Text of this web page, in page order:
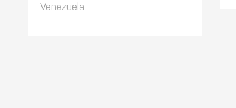
Venezuela...